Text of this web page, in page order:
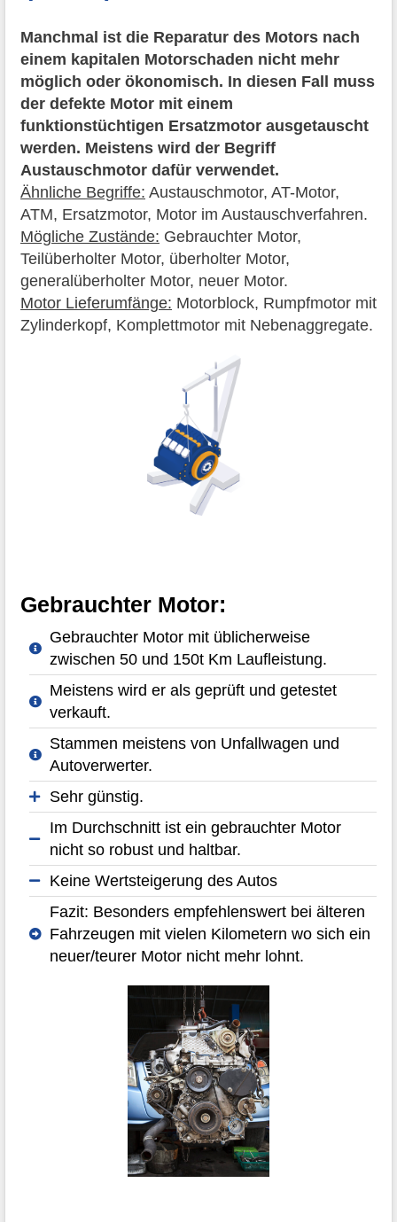
Manchmal ist die Reparatur des Motors nach
einem kapitalen Motorschaden nicht mehr
möglich oder ökonomisch. In diesen Fall muss
der defekte Motor mit einem
funktionstüchtigen Ersatzmotor ausgetauscht
werden. Meistens wird der Begriff
Austauschmotor dafür verwendet.
Ähnliche Begriffe: Austauschmotor, AT-Motor,
ATM, Ersatzmotor, Motor im Austauschverfahren.
Mögliche Zustände: Gebrauchter Motor,
Teilüberholter Motor, überholter Motor,
generalüberholter Motor, neuer Motor.
Motor Lieferumfänge: Motorblock, Rumpfmotor mit
Zylinderkopf, Komplettmotor mit Nebenaggregate.
Gebrauchter Motor:
Gebrauchter Motor mit üblicherweise
zwischen 50 und 150t Km Laufleistung.
Meistens wird er als geprüft und getestet
verkauft.
Stammen meistens von Unfallwagen und
Autoverwerter.
Sehr günstig.
Im Durchschnitt ist ein gebrauchter Motor
nicht so robust und haltbar.
Keine Wertsteigerung des Autos
Fazit: Besonders empfehlenswert bei älteren
Fahrzeugen mit vielen Kilometern wo sich ein
neuer/teurer Motor nicht mehr lohnt.